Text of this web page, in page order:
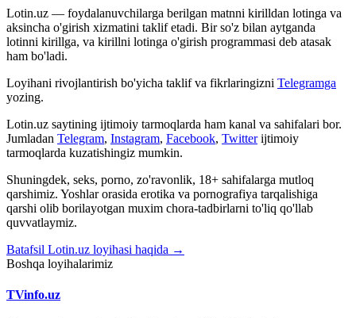
Lotin.uz — foydalanuvchilarga berilgan matnni kirilldan lotinga va
aksincha o'girish xizmatini taklif etadi. Bir so'z bilan aytganda
lotinni kirillga, va kirillni lotinga o'girish programmasi deb atasak
ham bo'ladi.
Loyihani rivojlantirish bo'yicha taklif va fikrlaringizni Telegramga
yozing.
Lotin.uz saytining ijtimoiy tarmoqlarda ham kanal va sahifalari bor.
Jumladan Telegram, Instagram, Facebook, Twitter ijtimoiy
tarmoqlarda kuzatishingiz mumkin.
Shuningdek, seks, porno, zo'ravonlik, 18+ sahifalarga mutloq
qarshimiz. Yoshlar orasida erotika va pornografiya tarqalishiga
qarshi olib borilayotgan muxim chora-tadbirlarni to'liq qo'llab
quvvatlaymiz.
Batafsil Lotin.uz loyihasi haqida →
Boshqa loyihalarimiz
TVinfo.uz